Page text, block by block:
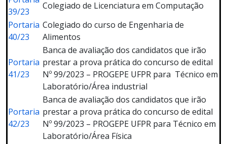
39/23
Colegiado de Licenciatura em Computação
Portaria
40/23
Colegiado do curso de Engenharia de
Alimentos
Portaria
41/23
Banca de avaliação dos candidatos que irão
prestar a prova prática do concurso de edital
Nº 99/2023 – PROGEPE UFPR para Técnico em
Laboratório/Área industrial
Portaria
42/23
Banca de avaliação dos candidatos que irão
prestar a prova prática do concurso de edital
Nº 99/2023 – PROGEPE UFPR para Técnico em
Laboratório/Área Física